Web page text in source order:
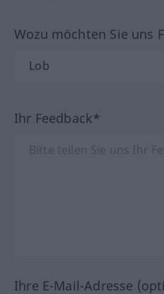
Wozu möchten Sie uns
Ihr Feedback*
Ihre E-Mail-Adresse